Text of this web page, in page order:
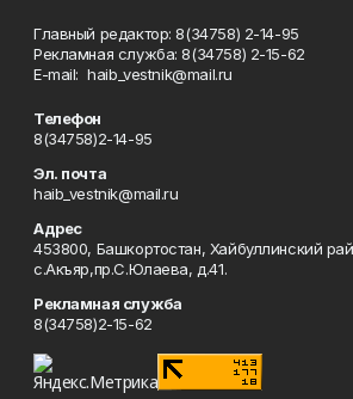
Главный редактор: 8(34758) 2-14-95
Рекламная служба: 8(34758) 2-15-62
Е-mаil: haib_vestnik@mail.ru
Телефон
8(34758)2-14-95
Эл. почта
haib_vestnik@mail.ru
Адрес
453800, Башкортостан, Хайбуллинский
с.Акъяр,пр.С.Юлаева, д.41.
Рекламная служба
8(34758)2-15-62